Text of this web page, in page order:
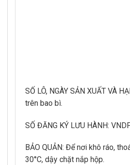
SỐ LÔ, NGÀY SẢN XUẤT VÀ
trên bao bì.
SỐ ĐĂNG KÝ LƯU HÀNH:
BẢO QUẢN: Để nơi khô ráo,
30°C, dậy chặt nắp hộp.